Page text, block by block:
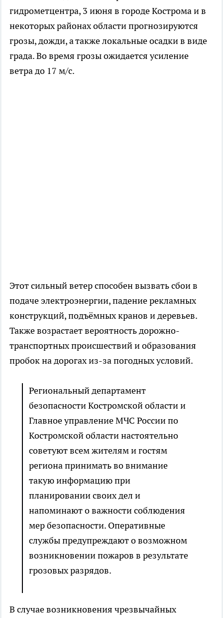
гидрометцентра, 3 июня в городе Кострома и в
некоторых районах области прогнозируются
грозы, дожди, а также локальные осадки в виде
града. Во время грозы ожидается усиление
ветра до 17 м/с.
Этот сильный ветер способен вызвать сбои в
подаче электроэнергии, падение рекламных
конструкций, подъёмных кранов и деревьев.
Также возрастает вероятность дорожно-
транспортных происшествий и образования
пробок на дорогах из-за погодных условий.
Региональный департамент
безопасности Костромской области и
Главное управление МЧС России по
Костромской области настоятельно
советуют всем жителям и гостям
региона принимать во внимание
такую информацию при
планировании своих дел и
напоминают о важности соблюдения
мер безопасности. Оперативные
службы предупреждают о возможном
возникновении пожаров в результате
грозовых разрядов.
В случае возникновения чрезвычайных